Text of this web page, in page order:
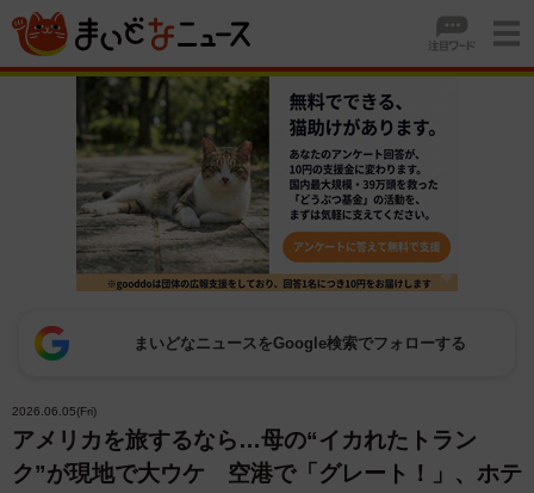
まいどなニュースをGoogle検索でフォローする
2026.06.05(Fri)
アメリカを旅するなら…母の“イカれたトラン
ク”が現地で大ウケ 空港で「グレート！」、ホテ